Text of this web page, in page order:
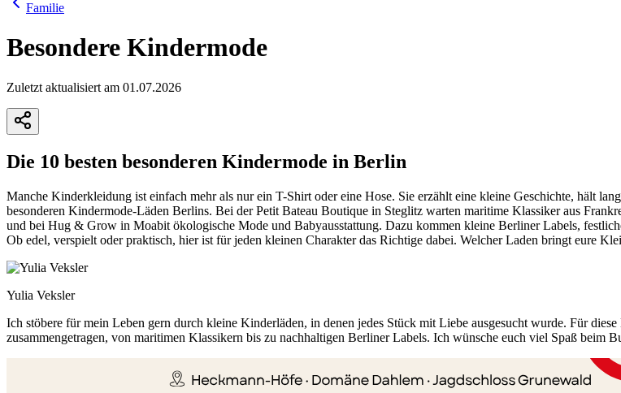
Familie
Besondere Kindermode
Zuletzt aktualisiert am 01.07.2026
Die 10 besten besonderen Kindermode in Berlin
Manche Kinderkleidung ist einfach mehr als nur ein T-Shirt oder eine Hose. Sie erzählt eine kleine Geschichte, hält
besonderen Kindermode-Läden Berlins. Bei der Petit Bateau Boutique in Steglitz warten maritime Klassiker aus
und bei Hug & Grow in Moabit ökologische Mode und Babyausstattung. Dazu kommen kleine Berliner Labels,
Ob edel, verspielt oder praktisch, hier ist für jeden kleinen Charakter das Richtige dabei. Welcher Laden bringt eure
Yulia Veksler
Ich stöbere für mein Leben gern durch kleine Kinderläden, in denen jedes Stück mit Liebe ausgesucht wurde. Für
zusammengetragen, von maritimen Klassikern bis zu nachhaltigen Berliner Labels. Ich wünsche euch viel Spaß beim